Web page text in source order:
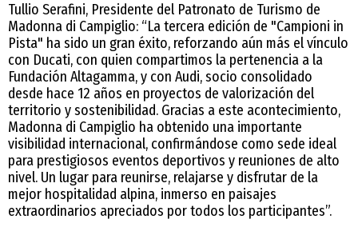
Tullio Serafini, Presidente del Patronato de Turismo de
Madonna di Campiglio: “La tercera edición de "Campioni in
Pista" ha sido un gran éxito, reforzando aún más el vínculo
con Ducati, con quien compartimos la pertenencia a la
Fundación Altagamma, y con Audi, socio consolidado
desde hace 12 años en proyectos de valorización del
territorio y sostenibilidad. Gracias a este acontecimiento,
Madonna di Campiglio ha obtenido una importante
visibilidad internacional, confirmándose como sede ideal
para prestigiosos eventos deportivos y reuniones de alto
nivel. Un lugar para reunirse, relajarse y disfrutar de la
mejor hospitalidad alpina, inmerso en paisajes
extraordinarios apreciados por todos los participantes”.